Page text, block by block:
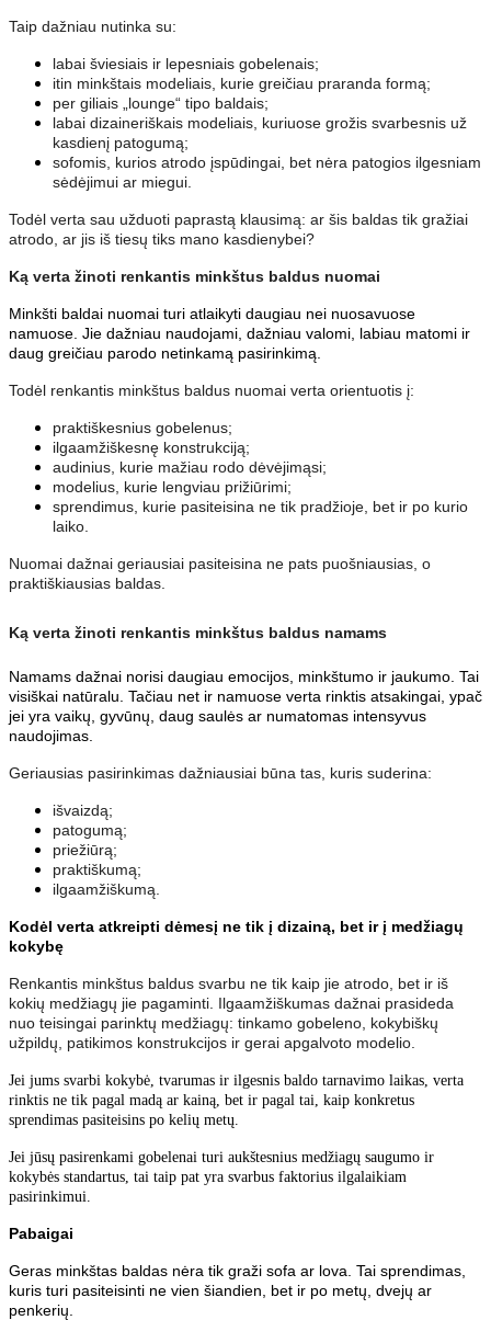
Taip dažniau nutinka su:
labai šviesiais ir lepesniais gobelenais;
itin minkštais modeliais, kurie greičiau praranda formą;
per giliais „lounge“ tipo baldais;
labai dizaineriškais modeliais, kuriuose grožis svarbesnis už
kasdienį patogumą;
sofomis, kurios atrodo įspūdingai, bet nėra patogios ilgesniam
sėdėjimui ar miegui.
Todėl verta sau užduoti paprastą klausimą: ar šis baldas tik gražiai
atrodo, ar jis iš tiesų tiks mano kasdienybei?
Ką verta žinoti renkantis minkštus baldus nuomai
Minkšti baldai nuomai turi atlaikyti daugiau nei nuosavuose
namuose. Jie dažniau naudojami, dažniau valomi, labiau matomi ir
daug greičiau parodo netinkamą pasirinkimą.
Todėl renkantis minkštus baldus nuomai verta orientuotis į:
praktiškesnius gobelenus;
ilgaamžiškesnę konstrukciją;
audinius, kurie mažiau rodo dėvėjimąsi;
modelius, kurie lengviau prižiūrimi;
sprendimus, kurie pasiteisina ne tik pradžioje, bet ir po kurio
laiko.
Nuomai dažnai geriausiai pasiteisina ne pats puošniausias, o
praktiškiausias baldas.
Ką verta žinoti renkantis minkštus baldus namams
Namams dažnai norisi daugiau emocijos, minkštumo ir jaukumo. Tai
visiškai natūralu. Tačiau net ir namuose verta rinktis atsakingai, ypač
jei yra vaikų, gyvūnų, daug saulės ar numatomas intensyvus
naudojimas.
Geriausias pasirinkimas dažniausiai būna tas, kuris suderina:
išvaizdą;
patogumą;
priežiūrą;
praktiškumą;
ilgaamžiškumą.
Kodėl verta atkreipti dėmesį ne tik į dizainą, bet ir į medžiagų
kokybę
Renkantis minkštus baldus svarbu ne tik kaip jie atrodo, bet ir iš
kokių medžiagų jie pagaminti. Ilgaamžiškumas dažnai prasideda
nuo teisingai parinktų medžiagų: tinkamo gobeleno, kokybiškų
užpildų, patikimos konstrukcijos ir gerai apgalvoto modelio.
Jei jums svarbi kokybė, tvarumas ir ilgesnis baldo tarnavimo laikas, verta
rinktis ne tik pagal madą ar kainą, bet ir pagal tai, kaip konkretus
sprendimas pasiteisins po kelių metų.
Jei jūsų pasirenkami gobelenai turi aukštesnius medžiagų saugumo ir
kokybės standartus, tai taip pat yra svarbus faktorius ilgalaikiam
pasirinkimui.
Pabaigai
Geras minkštas baldas nėra tik graži sofa ar lova. Tai sprendimas,
kuris turi pasiteisinti ne vien šiandien, bet ir po metų, dvejų ar
penkerių.